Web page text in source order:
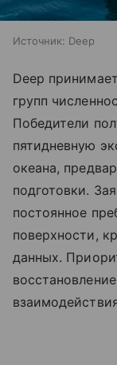
Источник: Deep
Deep
групп
Победители
пятидневную
океана,
подготовки.
постоянное
поверхности,
данных.